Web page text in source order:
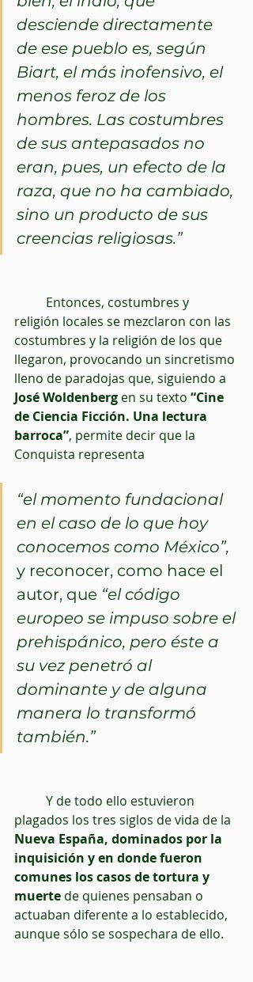
desciende directamente
de ese pueblo es, según
Biart, el más inofensivo, el
menos feroz de los
hombres. Las costumbres
de sus antepasados no
eran, pues, un efecto de la
raza, que no ha cambiado,
sino un producto de sus
creencias religiosas.”
religión locales se mezclaron con las
costumbres y la religión de los que
llegaron, provocando un sincretismo
lleno de paradojas que, siguiendo a
José Woldenberg en su texto “Cine
de Ciencia Ficción. Una lectura
barroca”, permite decir que la
Conquista representa
“el momento fundacional
en el caso de lo que hoy
conocemos como México”,
y reconocer, como hace el
autor, que “el código
europeo se impuso sobre el
prehispánico, pero éste a
su vez penetró al
dominante y de alguna
manera lo transformó
también.”
plagados los tres siglos de vida de la
Nueva España, dominados por la
inquisición y en donde fueron
comunes los casos de tortura y
muerte de quienes pensaban o
actuaban diferente a lo establecido,
aunque sólo se sospechara de ello.